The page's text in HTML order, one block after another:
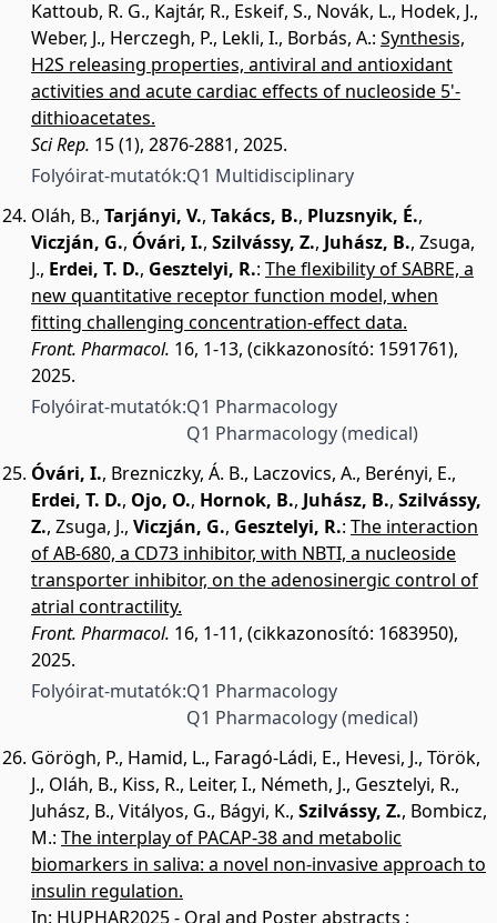
Kattoub, R. G., Kajtár, R., Eskeif, S., Novák, L., Hodek, J.,
Weber, J., Herczegh, P., Lekli, I., Borbás, A.: Synthesis,
H2S releasing properties, antiviral and antioxidant
activities and acute cardiac effects of nucleoside 5'-
dithioacetates.
Sci Rep. 15 (1), 2876-2881, 2025.
Folyóirat-mutatók:Q1 Multidisciplinary
Oláh, B., Tarjányi, V., Takács, B., Pluzsnyik, É.,
Viczján, G., Óvári, I., Szilvássy, Z., Juhász, B., Zsuga,
J., Erdei, T. D., Gesztelyi, R.: The flexibility of SABRE, a
new quantitative receptor function model, when
fitting challenging concentration-effect data.
Front. Pharmacol. 16, 1-13, (cikkazonosító: 1591761),
2025.
Folyóirat-mutatók:Q1 Pharmacology
Q1 Pharmacology (medical)
Óvári, I., Brezniczky, Á. B., Laczovics, A., Berényi, E.,
Erdei, T. D., Ojo, O., Hornok, B., Juhász, B., Szilvássy,
Z., Zsuga, J., Viczján, G., Gesztelyi, R.: The interaction
of AB-680, a CD73 inhibitor, with NBTI, a nucleoside
transporter inhibitor, on the adenosinergic control of
atrial contractility.
Front. Pharmacol. 16, 1-11, (cikkazonosító: 1683950),
2025.
Folyóirat-mutatók:Q1 Pharmacology
Q1 Pharmacology (medical)
Görögh, P., Hamid, L., Faragó-Ládi, E., Hevesi, J., Török,
J., Oláh, B., Kiss, R., Leiter, I., Németh, J., Gesztelyi, R.,
Juhász, B., Vitályos, G., Bágyi, K., Szilvássy, Z., Bombicz,
M.: The interplay of PACAP-38 and metabolic
biomarkers in saliva: a novel non-invasive approach to
insulin regulation.
In: HUPHAR2025 - Oral and Poster abstracts :